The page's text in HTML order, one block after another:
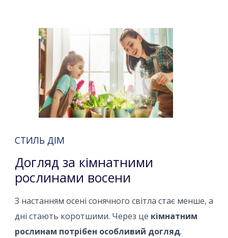
СТИЛЬ ДІМ
Догляд за кімнатними
рослинами восени
З настанням осені сонячного світла стає менше, а
дні стають коротшими. Через це кімнатним
рослинам потрібен особливий догляд.